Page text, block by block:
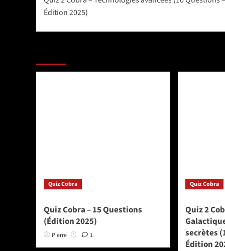
d’article
Édition 2025)
Quiz Cobra
Quiz Cobra – 15 Questions
(Édition 2025)
Pierre 1
Quiz Cobra
Quiz 2
secrètes
Édition